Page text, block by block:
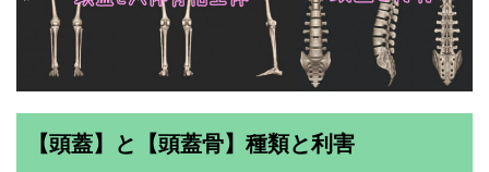
【頭蓋】と【頭蓋骨】種類と利害